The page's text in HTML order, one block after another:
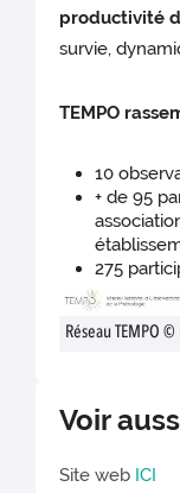
productivité
survie,
TEMPO
10
+ de 95
275
Réseau TEMPO
Voir
Site web ICI